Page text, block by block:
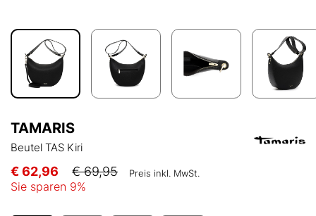
TAMARIS
Beutel TAS Kiri
€ 62,96 € 69,95 Preis inkl. MwSt.
Sie sparen 9%